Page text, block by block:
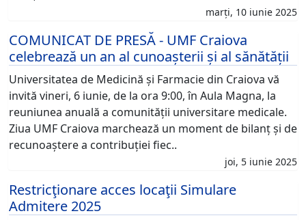
marți, 10 iunie 2025
COMUNICAT DE PRESĂ - UMF Craiova
celebrează un an al cunoașterii și al sănătății
Universitatea de Medicină și Farmacie din Craiova vă
invită vineri, 6 iunie, de la ora 9:00, în Aula Magna, la
reuniunea anuală a comunității universitare medicale.
Ziua UMF Craiova marchează un moment de bilanț și de
recunoaștere a contribuției fiec..
joi, 5 iunie 2025
Restricţionare acces locaţii Simulare
Admitere 2025